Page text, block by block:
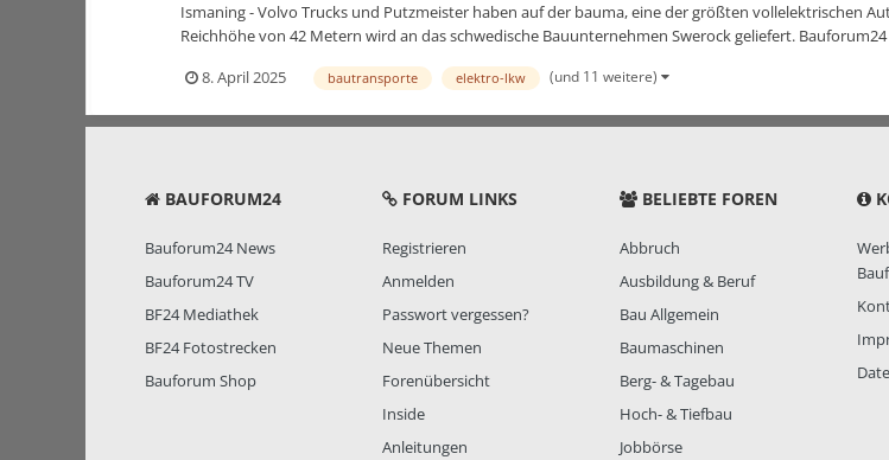
Ismaning - Volvo Trucks und Putzmeister haben auf der bauma, eine der größten vollelektrischen
Reichhöhe von 42 Metern wird an das schwedische Bauunternehmen Swerock geliefert. Bauforum24
8. April 2025
bautransporte elektro-lkw (und 11 weitere)
BAUFORUM24
Bauforum24 News
Bauforum24 TV
BF24 Mediathek
BF24 Fotostrecken
Bauforum Shop
FORUM LINKS
Registrieren
Anmelden
Passwort vergessen?
Neue Themen
Forenübersicht
Inside
Anleitungen
BELIEBTE FOREN
Abbruch
Ausbildung & Beruf
Bau Allgemein
Baumaschinen
Berg- & Tagebau
Hoch- & Tiefbau
Jobbörse